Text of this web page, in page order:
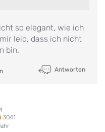
so elegant, wie ich
leid, dass ich nicht
bin.
Antworten
3041